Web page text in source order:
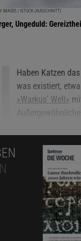
IMAGES / ISTOCK (AUSSCHNITT)
Ungeduld:
Haben Katzen
was existiert,
»Warkus’ Welt«
Vor zwei Wochen
plötzlich »alle« so
Müdigkeit als
unvermeidlich,
richte, die uns
allenthalben